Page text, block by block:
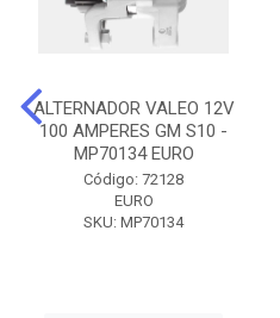
ALTERNADOR VALEO 12V
100 AMPERES GM S10 -
MP70134 EURO
Código: 72128
EURO
SKU: MP70134